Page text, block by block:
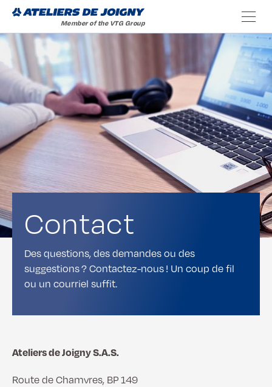
Contact
Des questions, des demandes ou des
suggestions ? Contactez-nous ! Un coup de fil
ou un courriel suffit.
Ateliers de Joigny S.A.S.
Route de Chamvres, BP 149